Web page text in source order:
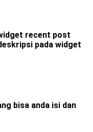
recent post
pada widget
bisa anda isi dan